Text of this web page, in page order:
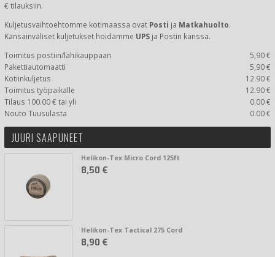
€ tilauksiin.
Kuljetusvaihtoehtomme kotimaassa ovat Posti ja Matkahuolto.
Kansainväliset kuljetukset hoidamme UPS ja Postin kanssa.
Toimitus postiin/lähikauppaan
5,90 €
Pakettiautomaatti
5,90 €
Kotiinkuljetus
12.90 €
Toimitus työpaikalle
12.90 €
Tilaus 100.00 € tai yli
0.00 €
Nouto Tuusulasta
0.00 €
JUURI SAAPUNEET
Helikon-Tex Micro Cord 125ft
8,50 €
Helikon-Tex Tactical 275 Cord
8,90 €